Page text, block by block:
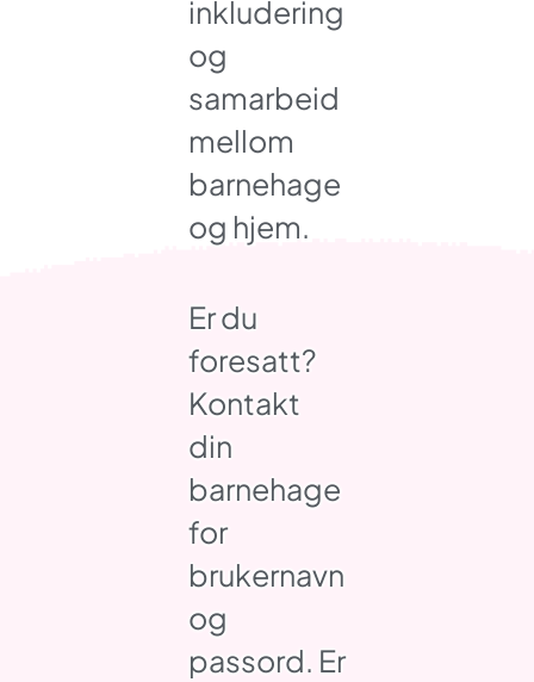
inkludering
og
samarbeid
mellom
barnehage
og hjem.
Er du
foresatt?
Kontakt
din
barnehage
for
brukernavn
og
passord. Er